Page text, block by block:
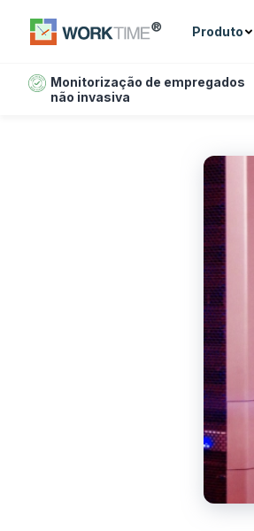
Produto
Monitorização de empregados
não invasiva